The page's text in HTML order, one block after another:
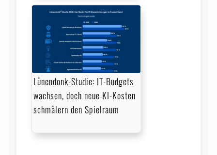
Lünendonk-Studie: IT-Budgets
wachsen, doch neue KI-Kosten
schmälern den Spielraum